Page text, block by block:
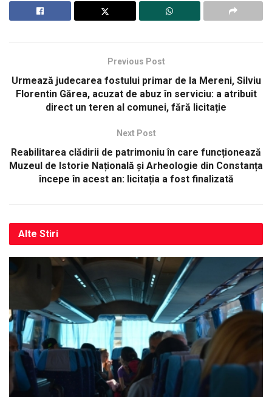
Previous Post
Urmează judecarea fostului primar de la Mereni, Silviu
Florentin Gărea, acuzat de abuz în serviciu: a atribuit
direct un teren al comunei, fără licitație
Next Post
Reabilitarea clădirii de patrimoniu în care funcționează
Muzeul de Istorie Națională și Arheologie din Constanța
începe în acest an: licitația a fost finalizată
Alte Stiri